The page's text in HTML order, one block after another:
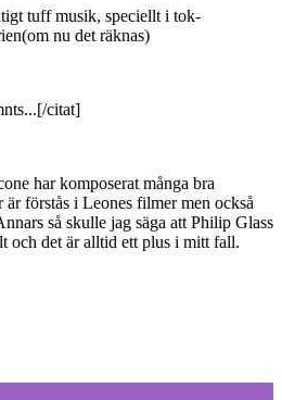
tuff musik, speciellt i tok-
nu det räknas)
citat]
har komposerat många bra
förstås i Leones filmer men också
så skulle jag säga att Philip Glass
och det är alltid ett plus i mitt fall.